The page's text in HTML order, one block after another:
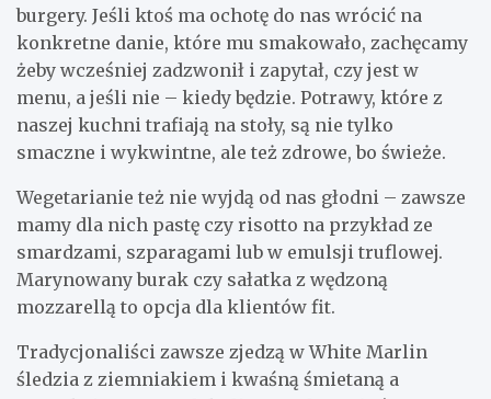
burgery. Jeśli ktoś ma ochotę do nas wrócić na
konkretne danie, które mu smakowało, zachęcamy
żeby wcześniej zadzwonił i zapytał, czy jest w
menu, a jeśli nie – kiedy będzie. Potrawy, które z
naszej kuchni trafiają na stoły, są nie tylko
smaczne i wykwintne, ale też zdrowe, bo świeże.
Wegetarianie też nie wyjdą od nas głodni – zawsze
mamy dla nich pastę czy risotto na przykład ze
smardzami, szparagami lub w emulsji truflowej.
Marynowany burak czy sałatka z wędzoną
mozzarellą to opcja dla klientów fit.
Tradycjonaliści zawsze zjedzą w White Marlin
śledzia z ziemniakiem i kwaśną śmietaną a